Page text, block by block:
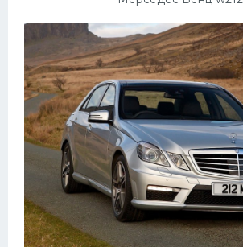
Шкода
Вертолеты
Мазда
Самокаты
Велосипеды
Прогулочные суда
Хендай